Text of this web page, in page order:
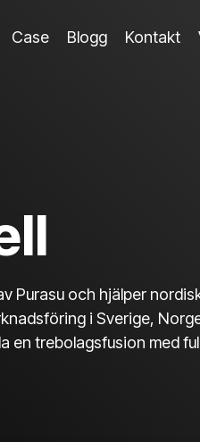
Case Blogg Kontakt
Purasu och hjälper
i Sverige,
en trebolagsfusion med